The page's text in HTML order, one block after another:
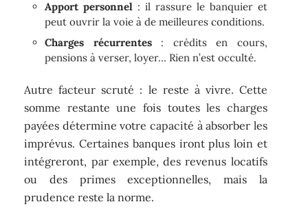
Apport personnel : il rassure le banquier et
peut ouvrir la voie à de meilleures conditions.
Charges récurrentes: crédits en cours,
pensions à verser, loyer… Rien n’est occulté.
Autre facteur scruté : le reste à vivre. Cette
somme restante une fois toutes les charges
payées détermine votre capacité à absorber les
imprévus. Certaines banques iront plus loin et
intégreront, par exemple, des revenus locatifs
ou des primes exceptionnelles, mais la
prudence reste la norme.